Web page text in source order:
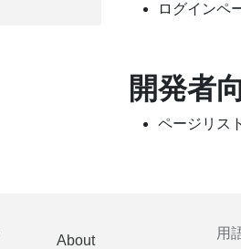
ログインペ
開発者
ページリス
About 用